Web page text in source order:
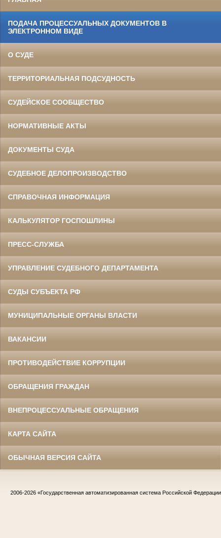
ПОДАЧА ПРОЦЕССУАЛЬНЫХ ДОКУМЕНТОВ В
ЭЛЕКТРОННОМ ВИДЕ
О СУДЕ
ТЕРРИТОРИАЛЬНАЯ ПОДСУДНОСТЬ
СУДЕЙСКОЕ СООБЩЕСТВО
НОРМАТИВНЫЕ АКТЫ
ДОКУМЕНТЫ СУДА
СУДЕБНОЕ ДЕЛОПРОИЗВОДСТВО
СПРАВОЧНАЯ ИНФОРМАЦИЯ
КАЛЬКУЛЯТОР ГОСПОШЛИНЫ
ПРЕСС-СЛУЖБА
УПРАВЛЕНИЕ СУДЕБНОГО ДЕПАРТАМЕНТА
СУДЫ СУБЪЕКТА РФ
МУНИЦИПАЛЬНЫЕ ОРГАНЫ ВЛАСТИ
ВАКАНСИИ
ПРОТИВОДЕЙСТВИЕ КОРРУПЦИИ
ОБРАЩЕНИЯ ГРАЖДАН
ВНЕПРОЦЕССУАЛЬНЫЕ ОБРАЩЕНИЯ
КАРТА САЙТА
ОБЫЧНАЯ ВЕРСИЯ САЙТА
2006-2026 «Государственная автоматизированная система Российской